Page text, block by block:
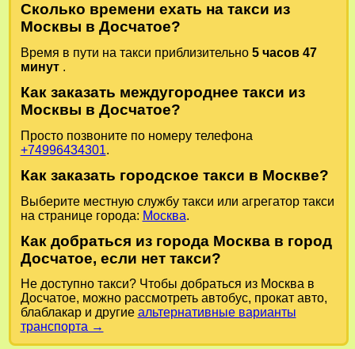
Сколько времени ехать на такси из
Москвы в Досчатое?
Время в пути на такси приблизительно 5 часов 47
минут .
Как заказать междугороднее такси из
Москвы в Досчатое?
Просто позвоните по номеру телефона
+74996434301.
Как заказать городское такси в Москве?
Выберите местную службу такси или агрегатор такси
на странице города: Москва.
Как добраться из города Москва в город
Досчатое, если нет такси?
Не доступно такси? Чтобы добраться из Москва в
Досчатое, можно рассмотреть автобус, прокат авто,
блаблакар и другие альтернативные варианты
транспорта →